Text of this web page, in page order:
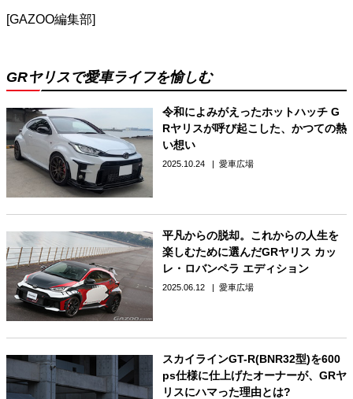
[GAZOO編集部]
GRヤリスで愛車ライフを愉しむ
令和によみがえったホットハッチ G
Rヤリスが呼び起こした、かつての熱
い想い
2025.10.24 愛車広場
平凡からの脱却。これからの人生を
楽しむために選んだGRヤリス カッ
レ・ロバンペラ エディション
2025.06.12 愛車広場
スカイラインGT-R(BNR32型)を600
ps仕様に仕上げたオーナーが、GRヤ
リスにハマった理由とは?